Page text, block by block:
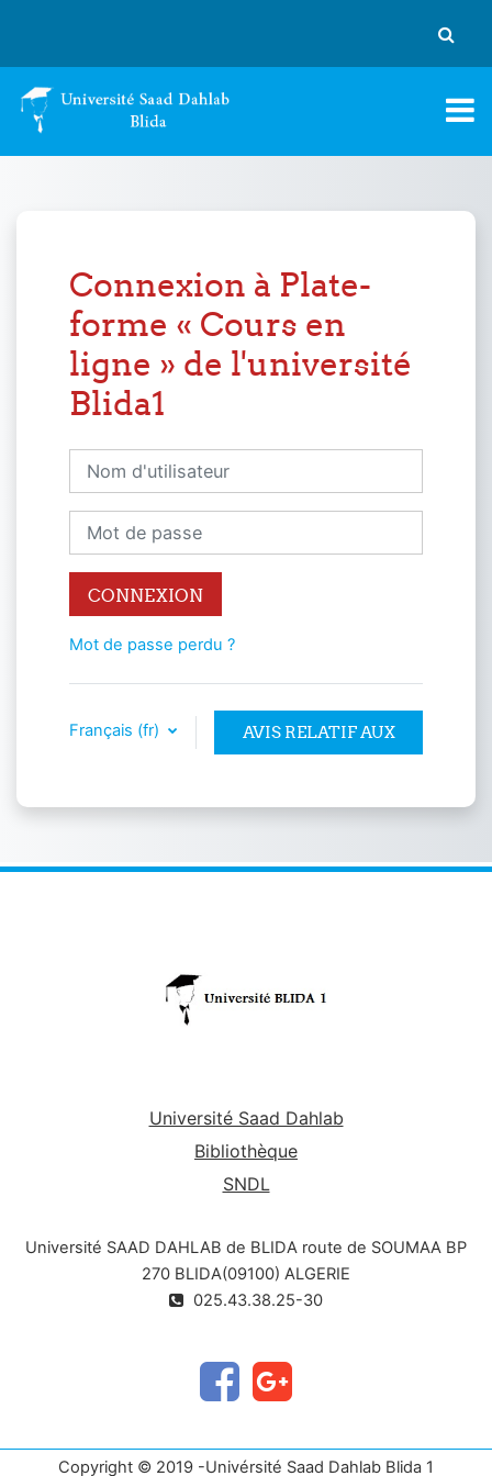
Connexion à Plate-
forme « Cours en
ligne » de l'université
Blida1
Nom d'utilisateur
Mot de passe
CONNEXION
Mot de passe perdu ?
Français ‎(fr)‎ AVIS RELATIF AUX
Université Saad Dahlab
Bibliothèque
SNDL
Université SAAD DAHLAB de BLIDA route de SOUMAA BP
270 BLIDA(09100) ALGERIE
025.43.38.25-30
Copyright © 2019 -Univérsité Saad Dahlab Blida 1